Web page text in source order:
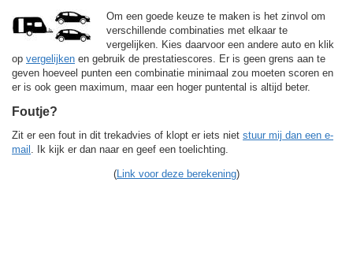
Om een goede keuze te maken is het zinvol om
verschillende combinaties met elkaar te
vergelijken. Kies daarvoor een andere auto en klik
op vergelijken en gebruik de prestatiescores. Er is geen grens aan te
geven hoeveel punten een combinatie minimaal zou moeten scoren en
er is ook geen maximum, maar een hoger puntental is altijd beter.
Foutje?
Zit er een fout in dit trekadvies of klopt er iets niet stuur mij dan een e-
mail
. Ik kijk er dan naar en geef een toelichting.
( Link voor deze berekening)